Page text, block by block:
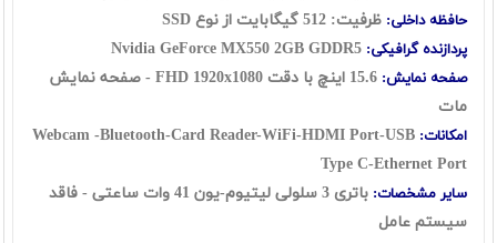
حافظه داخلی: ظرفیت: 512 گیگابایت از نوع SSD
پردازنده گرافیکی:
صفحه نمایش:
15.6 اینچ با دقت FHD 1920x1080 - صفحه نمایش
مات
امکانات: Webcam -Bluetooth-Card Reader-WiFi-HDMI Port-USB
Type C-Ethernet Port
سایر مشخصات:
باتری 3 سلولی لیتیوم-یون 41 وات ساعتی - فاقد
سیستم عامل